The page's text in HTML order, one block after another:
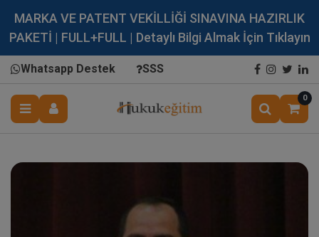
MARKA VE PATENT VEKİLLİĞİ SINAVINA HAZIRLIK
PAKETİ | FULL+FULL | Detaylı Bilgi Almak İçin Tıklayın
Whatsapp Destek SSS
0